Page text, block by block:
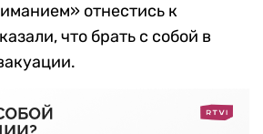
отнестись к
что брать с собой в